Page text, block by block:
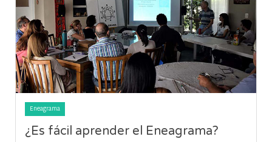
Eneagrama
¿Es fácil aprender el Eneagrama?